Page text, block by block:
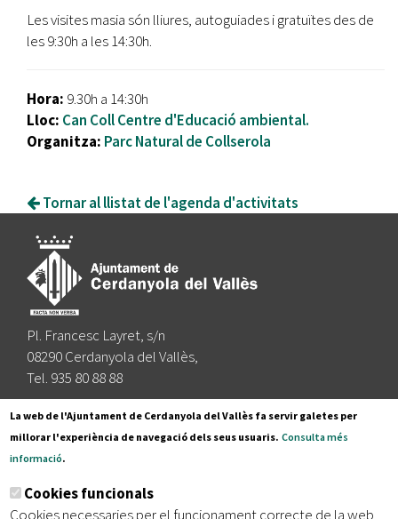
Les visites masia són lliures, autoguiades i gratuïtes des de
les 9:30h a les 14:30h.
Hora: 9.30h a 14:30h
Lloc: Can Coll Centre d'Educació ambiental.
Organitza: Parc Natural de Collserola
Tornar al llistat de l'agenda d'activitats
Pl. Francesc Layret, s/n
08290 Cerdanyola del Vallès,
Tel. 935 80 88 88
Segueix-nos a:
Subscriu-te al nostre butlletí
La web de l'Ajuntament de Cerdanyola del Vallès fa servir galetes per
millorar l'experiència de navegació dels seus usuaris. Consulta més
informació.
Cookies funcionals
Cookies necessaries per el funcionament correcte de la web